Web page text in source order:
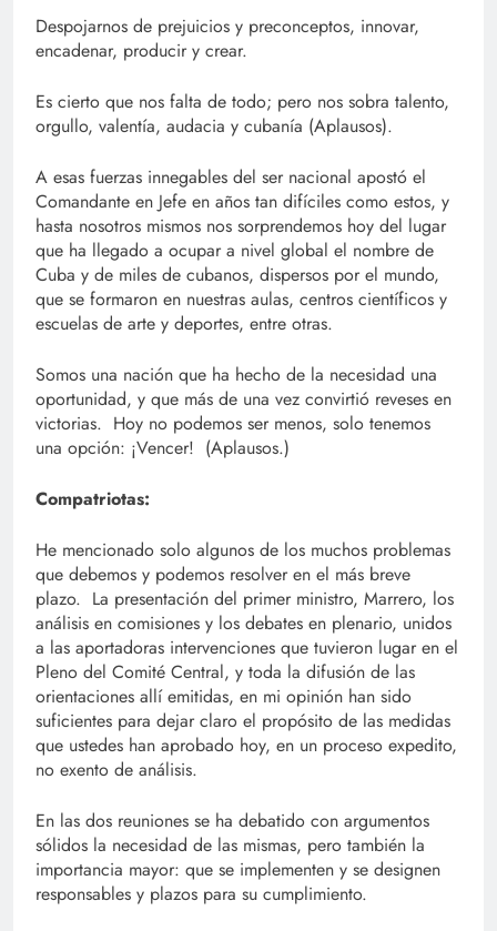
Despojarnos de prejuicios y preconceptos, innovar,
encadenar, producir y crear.
Es cierto que nos falta de todo; pero nos sobra talento,
orgullo, valentía, audacia y cubanía (Aplausos).
A esas fuerzas innegables del ser nacional apostó el
Comandante en Jefe en años tan difíciles como estos, y
hasta nosotros mismos nos sorprendemos hoy del lugar
que ha llegado a ocupar a nivel global el nombre de
Cuba y de miles de cubanos, dispersos por el mundo,
que se formaron en nuestras aulas, centros científicos y
escuelas de arte y deportes, entre otras.
Somos una nación que ha hecho de la necesidad una
oportunidad, y que más de una vez convirtió reveses en
victorias. Hoy no podemos ser menos, solo tenemos
una opción: ¡Vencer! (Aplausos.)
Compatriotas:
He mencionado solo algunos de los muchos problemas
que debemos y podemos resolver en el más breve
plazo. La presentación del primer ministro, Marrero, los
análisis en comisiones y los debates en plenario, unidos
a las aportadoras intervenciones que tuvieron lugar en el
Pleno del Comité Central, y toda la difusión de las
orientaciones allí emitidas, en mi opinión han sido
suficientes para dejar claro el propósito de las medidas
que ustedes han aprobado hoy, en un proceso expedito,
no exento de análisis.
En las dos reuniones se ha debatido con argumentos
sólidos la necesidad de las mismas, pero también la
importancia mayor: que se implementen y se designen
responsables y plazos para su cumplimiento.